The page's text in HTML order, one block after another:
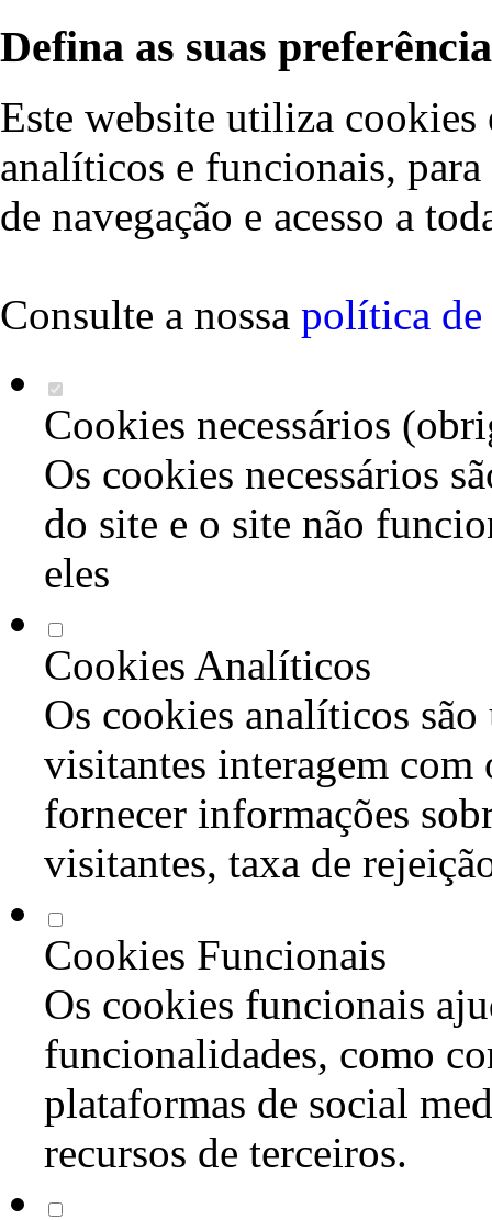
Defina as suas
Este website utiliza cookies
analíticos e funcionais,
de navegação e acesso a
Consulte a nossa política de
Cookies necessários
Os cookies necessários
do site e o site não
eles
Cookies Analíticos
Os cookies analíticos são
visitantes interagem com
fornecer informações
visitantes, taxa de
Cookies Funcionais
Os cookies funcionais
funcionalidades, como
plataformas de social
recursos de terceiros.